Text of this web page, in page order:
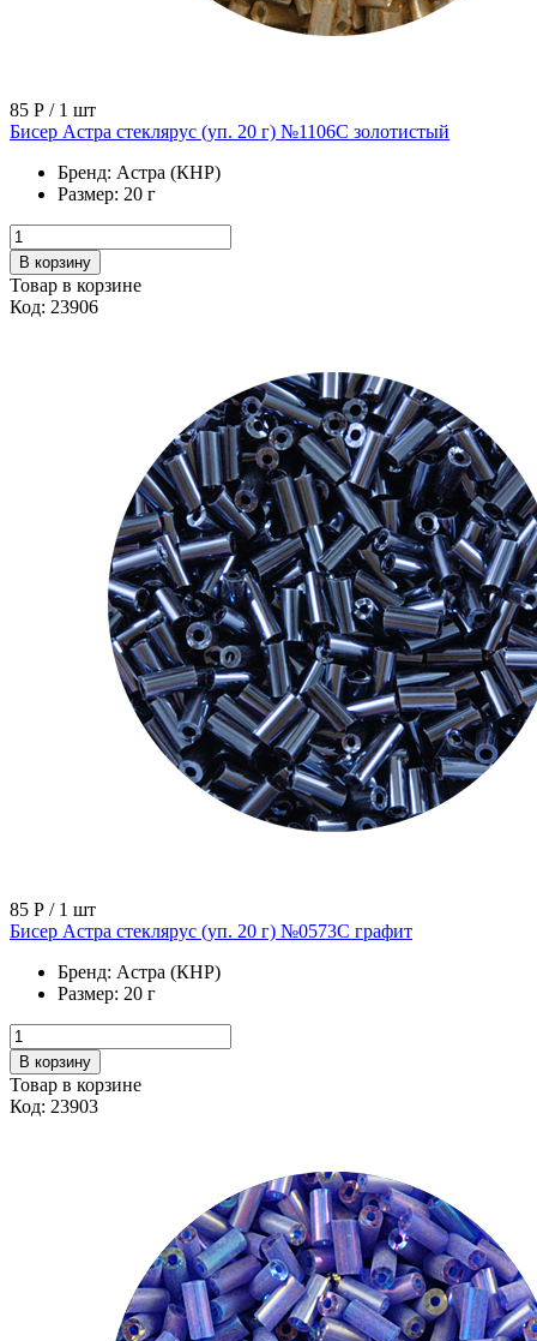
85 Р / 1 шт
Бисер Астра стеклярус (уп. 20 г) №1106С золотистый
Бренд: Астра (КНР)
Размер: 20 г
В корзину
Товар в корзине
Код: 23906
85 Р / 1 шт
Бисер Астра стеклярус (уп. 20 г) №0573С графит
Бренд: Астра (КНР)
Размер: 20 г
В корзину
Товар в корзине
Код: 23903